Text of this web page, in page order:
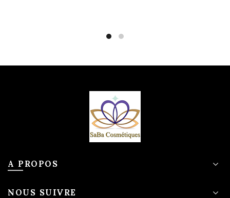
A PROPOS
NOUS SUIVRE